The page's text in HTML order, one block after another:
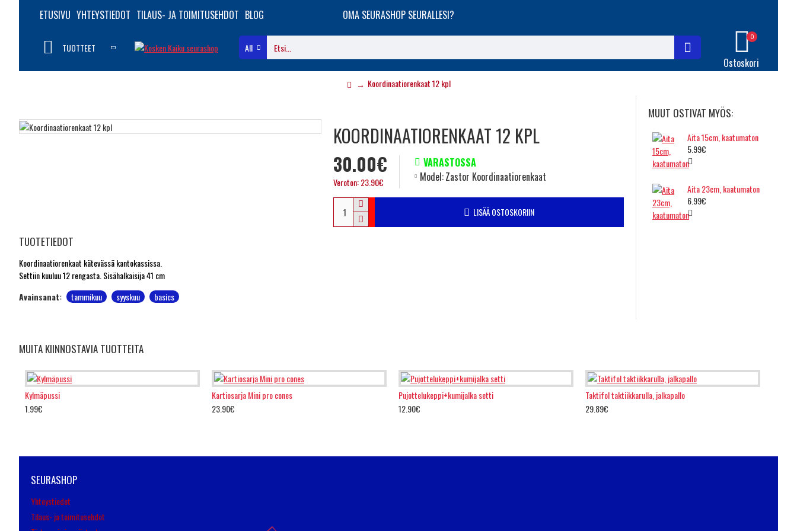
ETUSIVU YHTEYSTIEDOT TILAUS- JA TOIMITUSEHDOT BLOG OMA SEURASHOP SEURALLESI?
TUOTTEET All
Ostoskori
0
Koordinaatiorenkaat 12 kpl
KOORDINAATIORENKAAT 12 KPL
30.00€
Veroton: 23.90€
VARASTOSSA
Model:Zastor Koordinaatiorenkaat
LISÄÄ OSTOSKORIIN
TUOTETIEDOT
Koordinaatiorenkaat kätevässä kantokassissa.
Settiin kuuluu 12 rengasta. Sisähalkaisija 41 cm
Avainsanat:
tammikuu syyskuu basics
MUUT OSTIVAT MYÖS:
Aita 15cm, kaatumaton
5.99€
Aita 23cm, kaatumaton
6.99€
MUITA KIINNOSTAVIA TUOTTEITA
Kylmäpussi
1.99€
Kartiosarja Mini pro cones
23.90€
Pujottelukeppi+kumijalka setti
12.90€
Taktifol taktiikkarulla, jalkapallo
29.89€
SEURASHOP
Yhteystiedot
Tilaus- ja toimitusehdot